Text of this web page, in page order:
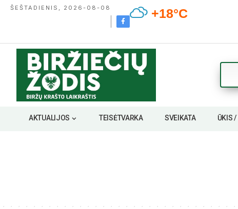
ŠEŠTADIENIS, 2026-08-08 +18°C
AKTUALIJOS TEISĖTVARKA SVEIKATA ŪKIS /